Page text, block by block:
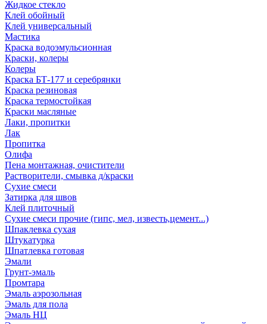
Жидкое стекло
Клей обойный
Клей универсальный
Мастика
Краска водоэмульсионная
Краски, колеры
Колеры
Краска БТ-177 и серебрянки
Краска резиновая
Краска термостойкая
Краски масляные
Лаки, пропитки
Лак
Пропитка
Олифа
Пена монтажная, очистители
Растворители, смывка д/краски
Сухие смеси
Затирка для швов
Клей плиточный
Сухие смеси прочие (гипс, мел, известь,цемент...)
Шпаклевка сухая
Штукатурка
Шпатлевка готовая
Эмали
Грунт-эмаль
Промтара
Эмаль аэрозольная
Эмаль для пола
Эмаль НЦ